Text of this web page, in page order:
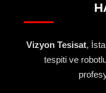
Vizyon Tesisat,
tespiti ve